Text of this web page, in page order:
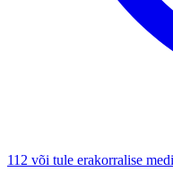
112 või tule erakorralise